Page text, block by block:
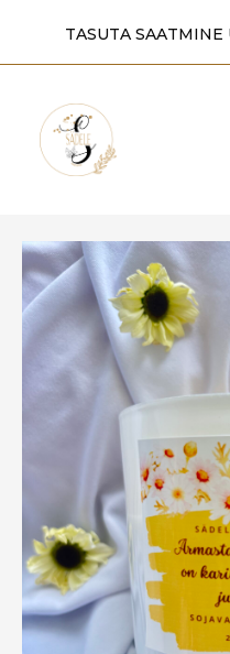
TASUTA